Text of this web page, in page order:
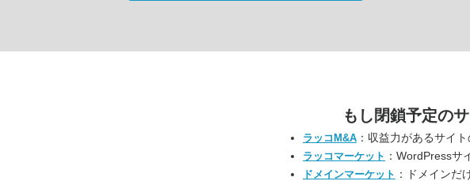
もし閉鎖予定の
ラッコM&A ：収益力があるサイ
ラッコマーケット ：WordPressサ
ドメインマーケット ：ドメインだ